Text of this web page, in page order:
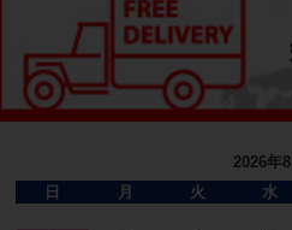
2026年8
日
月 火 水